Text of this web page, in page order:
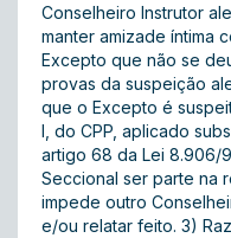
Conselheiro Instrutor
manter amizade íntima
Excepto que não se
provas da suspeição
que o Excepto é
I, do CPP, aplicado
artigo 68 da Lei 8.906/
Seccional ser parte na
impede outro
e/ou relatar feito. 3)